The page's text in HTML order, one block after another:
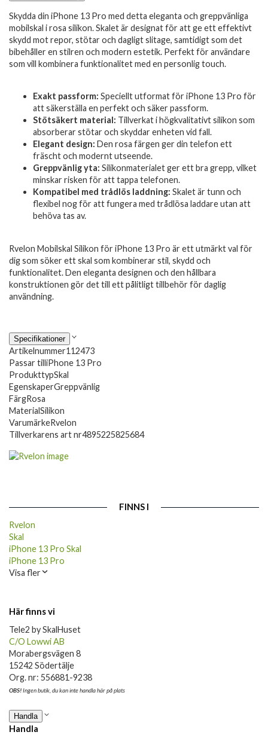
Skydda din iPhone 13 Pro med detta eleganta och greppvänliga
mobilskal i rosa silikon. Skalet är designat för att ge ett effektivt
skydd mot repor, stötar och dagligt slitage, samtidigt som det
bibehåller en stilren och modern estetik. Perfekt för användare
som vill kombinera funktionalitet med en personlig touch.
Exakt passform: Speciellt utformat för iPhone 13 Pro för
att säkerställa en perfekt och säker passform.
Stötsäkert material: Tillverkat i högkvalitativt silikon som
absorberar stötar och skyddar enheten vid fall.
Elegant design: Den rosa färgen ger din telefon ett
fräscht och modernt utseende.
Greppvänlig yta: Silikonmaterialet ger ett bra grepp, vilket
minskar risken för att tappa telefonen.
Kompatibel med trådlös laddning: Skalet är tunn och
flexibel nog för att fungera med trådlösa laddare utan att
behöva tas av.
Rvelon Mobilskal Silikon för iPhone 13 Pro är ett utmärkt val för
dig som söker ett skal som kombinerar stil, skydd och
funktionalitet. Den eleganta designen och den hållbara
konstruktionen gör det till ett pålitligt tillbehör för daglig
användning.
Specifikationer
Artikelnummer112473
Passar tilliPhone 13 Pro
ProdukttypSkal
EgenskaperGreppvänlig
FärgRosa
MaterialSilikon
VarumärkeRvelon
Tillverkarens art nr4895225825684
FINNS I
Rvelon
Skal
iPhone 13 Pro Skal
iPhone 13 Pro
Visa fler
Här finns vi
Tele2 by SkalHuset
C/O Lowwi AB
Morabergsvägen 8
15242 Södertälje
Org. nr: 556881-9238
OBS!Ingen butik, du kan inte handla här på plats
Handla
Handla